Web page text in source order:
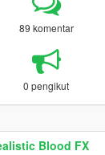
89 komentar
0 pengikut
Blood FX